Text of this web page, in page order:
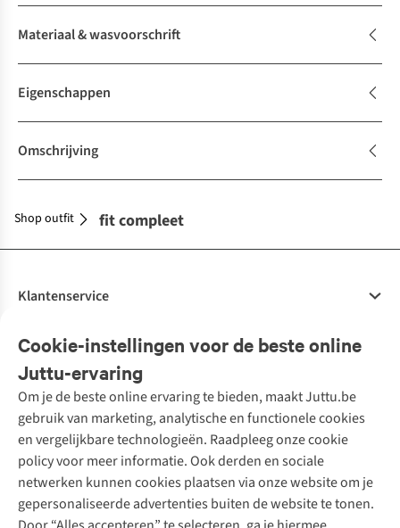
Materiaal & wasvoorschrift
Eigenschappen
Omschrijving
Maak je outfit compleet
Shop outfit
Cookie-instellingen voor de beste online
Juttu-ervaring
Om je de beste online ervaring te bieden, maakt Juttu.be
gebruik van marketing, analytische en functionele cookies
en vergelijkbare technologieën. Raadpleeg onze cookie
policy voor meer informatie. Ook derden en sociale
netwerken kunnen cookies plaatsen via onze website om je
gepersonaliseerde advertenties buiten de website te tonen.
Klantenservice
Bestellen
Betalen
10% studentenkorting
Klarna - achteraf betalen
Levering
Retourneren
Bestelling herroepen
Garantie
Onze diensten
Tweedehands - ReJUsed
Kledingatelier
Personal shopping
Textielbox
Events / workshops
Juttu
Over ons
Juttu Friends
Inspiratie
Werken bij Juttu
Onze winkels
Merken
Nathalie Vleeschouwer
Selected dames
Meld je aan voor de nieuwsbrief